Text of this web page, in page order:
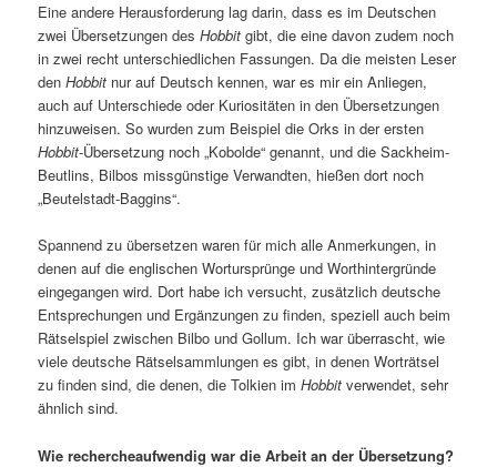
Eine andere Herausforderung lag darin, dass es im Deutschen
zwei Übersetzungen desHobbit gibt, die eine davon zudem noch
in zwei recht unterschiedlichen Fassungen. Da die meisten Leser
denHobbit nur auf Deutsch kennen, war es mir ein Anliegen,
auch auf Unterschiede oder Kuriositäten in den Übersetzungen
hinzuweisen. So wurden zum Beispiel die Orks in der ersten
Hobbit-Übersetzung noch „Kobolde“ genannt, und die Sackheim-
Beutlins, Bilbos missgünstige Verwandten, hießen dort noch
„Beutelstadt-Baggins“.
Spannend zu übersetzen waren für mich alle Anmerkungen, in
denen auf die englischen Wortursprünge und Worthintergründe
eingegangen wird. Dort habe ich versucht, zusätzlich deutsche
Entsprechungen und Ergänzungen zu finden, speziell auch beim
Rätselspiel zwischen Bilbo und Gollum. Ich war überrascht, wie
viele deutsche Rätselsammlungen es gibt, in denen Worträtsel
zu finden sind, die denen, die Tolkien imHobbit verwendet, sehr
ähnlich sind.
Wie rechercheaufwendig war die Arbeit an der Übersetzung?